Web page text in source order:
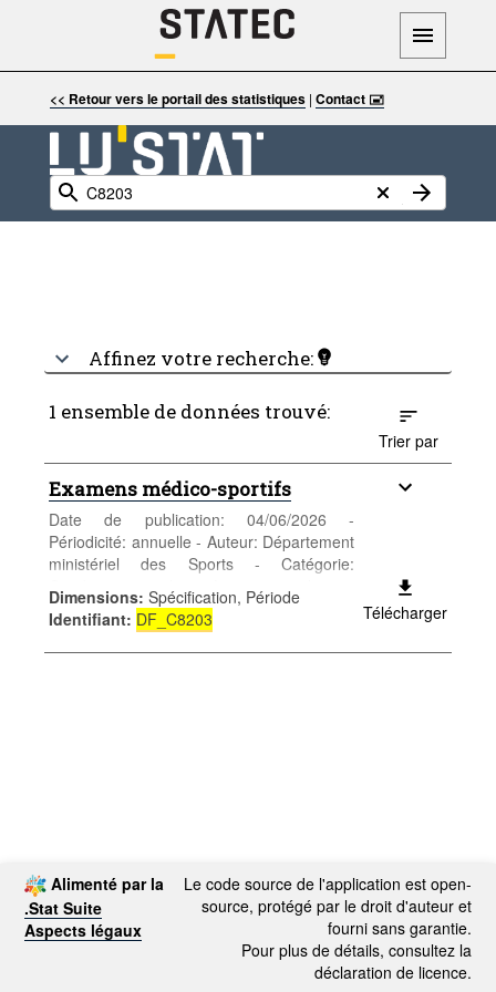
<< Retour vers le portail des statistiques| Contact 🖃
Affinez votre recherche:
1 ensemble de données trouvé:
Trier par
Examens médico-sportifs
Date de publication: 04/06/2026 -
Périodicité: annuelle - Auteur: Département
ministériel des Sports - Catégorie:
Conditions sociales - Loisirs et culture -
Mots-clés: loisirs
Dimensions: Spécification, Période
Identifiant: DF_C8203 Télécharger
Alimenté par la
.Stat Suite
Aspects légaux
Le code source de l'application est open-
source, protégé par le droit d'auteur et
fourni sans garantie.
Pour plus de détails, consultez la
déclaration de licence.